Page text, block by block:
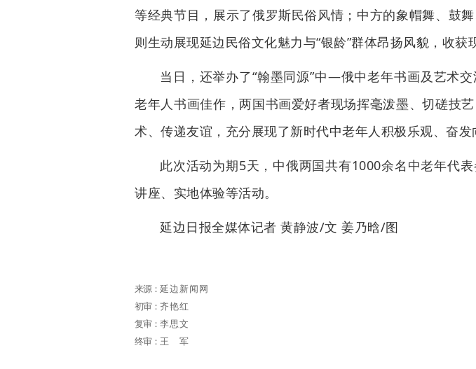
等经典节目，展示了俄罗斯民俗风情；中方的象帽舞、鼓
则生动展现延边民俗文化魅力与“银龄”群体昂扬风貌，收获
当日，还举办了“翰墨同源”中—俄中老年书画及艺术
老年人书画佳作，两国书画爱好者现场挥毫泼墨、切磋技
术、传递友谊，充分展现了新时代中老年人积极乐观、奋发
此次活动为期5天，中俄两国共有1000余名中老年代
讲座、实地体验等活动。
延边日报全媒体记者 黄静波/文 姜乃晗/图
来源： 延边新闻网
初审： 齐艳红
复审： 李思文
终审： 王军